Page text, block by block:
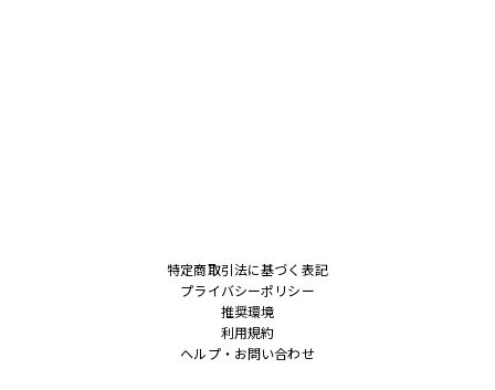
特定商取引法に基づく表記
プライバシーポリシー
推奨環境
利用規約
ヘルプ・お問い合わせ